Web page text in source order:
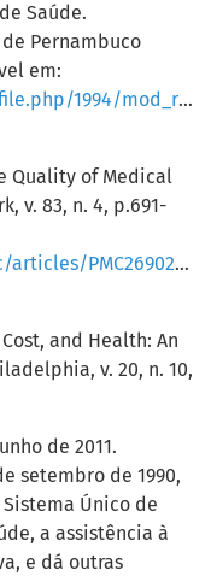
Saúde.
Pernambuco
em:
Quality of Medical
v. 83, n. 4, p.691-
and Health: An
v. 20, n. 10,
de 2011.
setembro de 1990,
Único de
a assistência à
e dá outras